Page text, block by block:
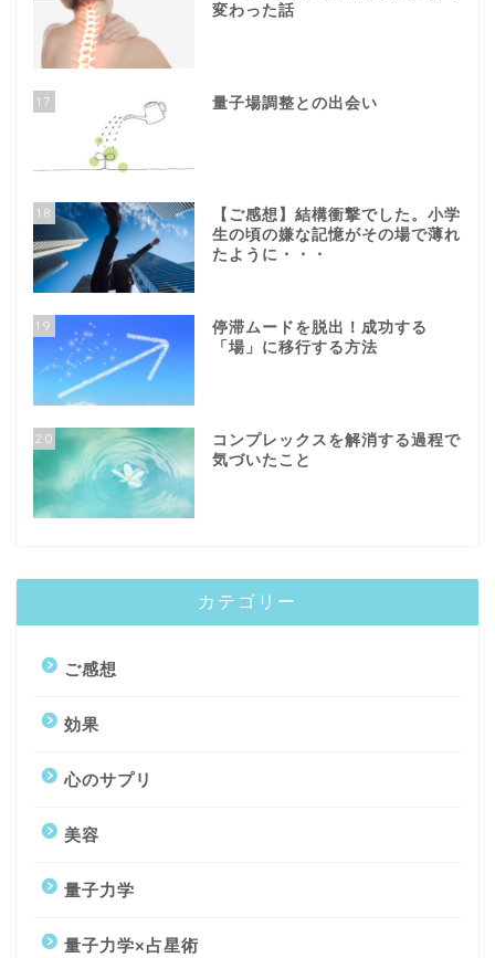
変わった話
17 量子場調整との出会い
18
【ご感想】結構衝撃でした。小学
生の頃の嫌な記憶がその場で薄れ
たように・・・
19
停滞ムードを脱出！成功する
「場」に移行する方法
20
コンプレックスを解消する過程で
気づいたこと
カテゴリー
ご感想
効果
心のサプリ
美容
量子力学
量子力学×占星術